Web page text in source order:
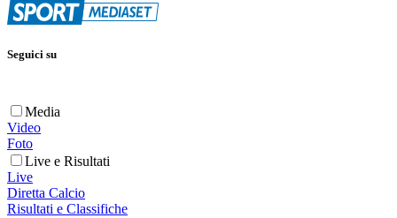
Seguici su
Media
Video
Foto
Live e Risultati
Live
Diretta Calcio
Risultati e Classifiche